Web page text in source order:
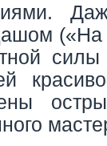
(«На